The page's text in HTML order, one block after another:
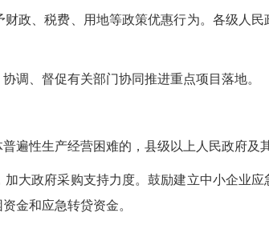
政、税费、用地等政策优惠行为。各级人
调、督促有关部门协同推进重点项目落地。
遍性生产经营困难的，县级以上人民政府及
大政府采购支持力度。鼓励建立中小企业
金和应急转贷资金。